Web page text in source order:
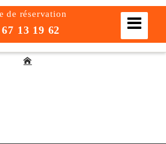
de réservation
13 19 62